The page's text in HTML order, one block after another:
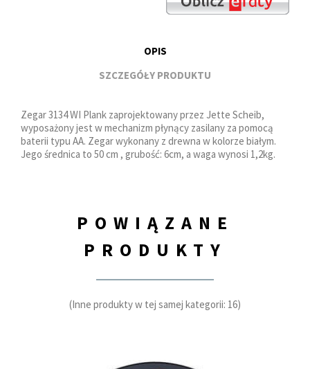
OPIS
SZCZEGÓŁY PRODUKTU
Zegar 3134 WI Plank zaprojektowany przez Jette Scheib,
wyposażony jest w mechanizm płynący zasilany za pomocą
baterii typu AA. Zegar wykonany z drewna w kolorze białym.
Jego średnica to 50 cm , grubość: 6cm, a waga wynosi 1,2kg.
POWIĄZANE
PRODUKTY
(Inne produkty w tej samej kategorii: 16)